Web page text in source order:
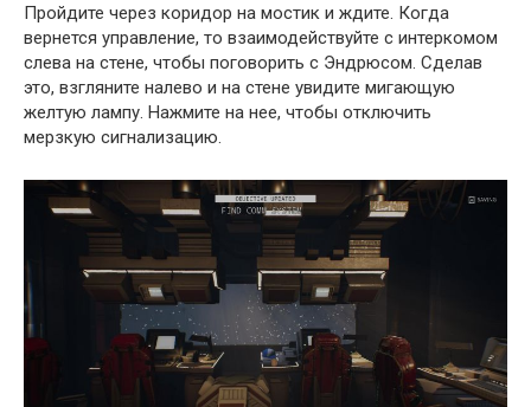
Пройдите через коридор на мостик и ждите. Когда
вернется управление, то взаимодействуйте с интеркомом
слева на стене, чтобы поговорить с Эндрюсом. Сделав
это, взгляните налево и на стене увидите мигающую
желтую лампу. Нажмите на нее, чтобы отключить
мерзкую сигнализацию.